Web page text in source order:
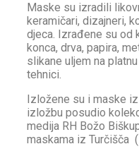
Maske su izradili
keramičari, dizajneri,
djeca. Izrađene su od
konca, drva, papira,
slikane uljem na
tehnici.
Izložene su i maske
izložbu posudio
medija RH Božo
maskama iz Turčišča